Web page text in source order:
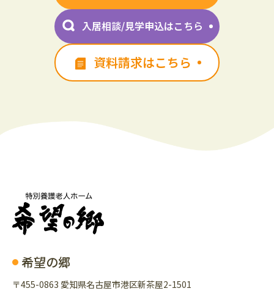
入居相談/見学申込はこちら
資料請求はこちら
希望の郷
〒455-0863 愛知県名古屋市港区新茶屋2-1501